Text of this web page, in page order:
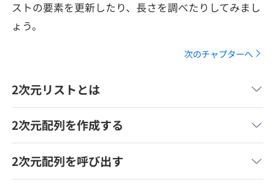
新卒エージェント
インタビュー
就活成功ガイド
4択課題
リファレンス
個人向けプラン
SQL
再チャレンジ結果一覧
メディア
ストの要素を更新したり、長さを調べたりしてみまし
ょう。
次のチャプターへ
2次元リストとは
2次元配列を作成する
2次元配列を呼び出す